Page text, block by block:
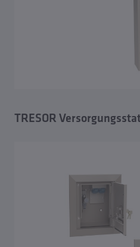
TRESOR
TRESOR
Umgebungen
TRESOR